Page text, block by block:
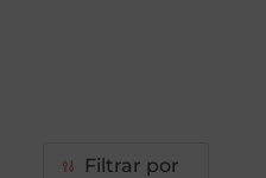
Filtrar